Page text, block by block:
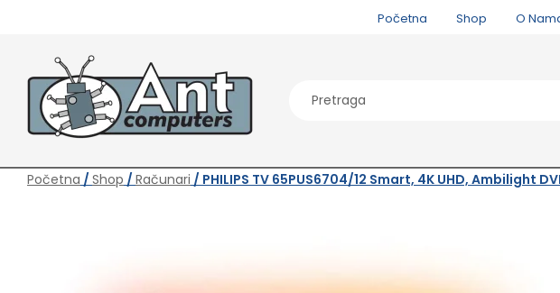
Početna Shop O
Početna / Shop / Računari / PHILIPS TV 65PUS6704/12 Smart, 4K UHD, Ambilight